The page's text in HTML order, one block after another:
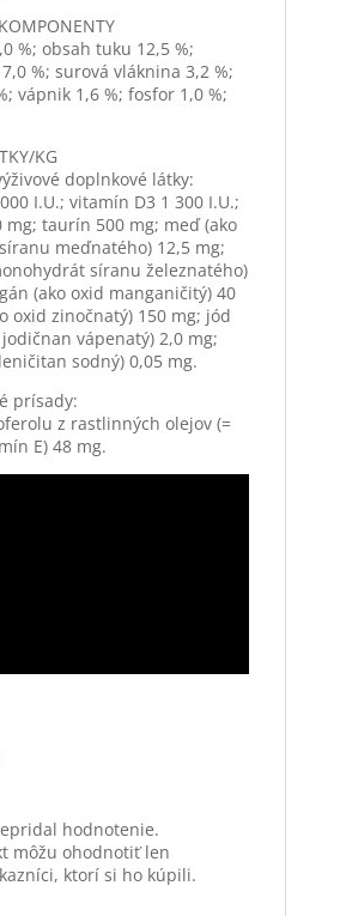
%; obsah tuku 12,5 %;
%; surová vláknina 3,2 %;
vápnik 1,6 %; fosfor 1,0 %;
KG
doplnkové látky:
I.U.; vitamín D3 1 300 I.U.;
mg; taurín 500 mg; meď (ako
meďnatého) 12,5 mg;
síranu železnatého)
(ako oxid manganičitý) 40
oxid zinočnatý) 150 mg; jód
vápenatý) 2,0 mg;
sodný) 0,05 mg.
prísady:
z rastlinných olejov (=
E) 48 mg.
hodnotenie.
môžu ohodnotiť len
ktorí si ho kúpili.